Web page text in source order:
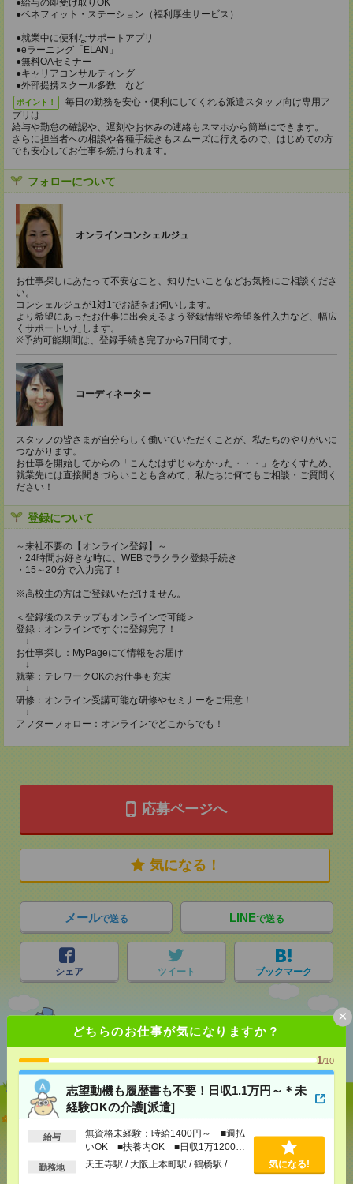
どちらのお仕事が気になりますか？
1/10
志望動機も履歴書も不要！日収1.1万円～＊未
経験OKの介護[派遣]
給与
無資格未経験：時給1400円～ ■週払
いOK ■扶養内OK ■日収1万1200円
以上
勤務地 天王寺駅 / 大阪上本町駅 / 鶴橋駅 / … 気になる!
×
●給与の即受け取りOK
●ベネフィット・ステーション（福利厚生サービス）
●就業中に便利なサポートアプリ
●eラーニング「ELAN」
●無料OAセミナー
●キャリアコンサルティング
●外部提携スクール多数 など
ポイント！
毎日の勤務を安心・便利にしてくれる派遣スタッフ向け専用ア
プリは
給与や勤怠の確認や、遅刻やお休みの連絡もスマホから簡単にできます。
さらに担当者への相談や各種手続きもスムーズに行えるので、はじめての方
でも安心してお仕事を続けられます。
フォローについて
オンラインコンシェルジュ
お仕事探しにあたって不安なこと、知りたいことなどお気軽にご相談くださ
い。
コンシェルジュが1対1でお話をお伺いします。
より希望にあったお仕事に出会えるよう登録情報や希望条件入力など、幅広
くサポートいたします。
※予約可能期間は、登録手続き完了から7日間です。
コーディネーター
スタッフの皆さまが自分らしく働いていただくことが、私たちのやりがいに
つながります。
お仕事を開始してからの「こんなはずじゃなかった・・・」をなくすため、
就業先には直接聞きづらいことも含めて、私たちに何でもご相談・ご質問く
ださい！
登録について
～来社不要の【オンライン登録】～
・24時間お好きな時に、WEBでラクラク登録手続き
・15～20分で入力完了！
※高校生の方はご登録いただけません。
＜登録後のステップもオンラインで可能＞
登録：オンラインですぐに登録完了！
↓
お仕事探し：MyPageにて情報をお届け
↓
就業：テレワークOKのお仕事も充実
↓
研修：オンライン受講可能な研修やセミナーをご用意！
↓
アフターフォロー：オンラインでどこからでも！
応募ページへ
気になる！
メールで送る LINEで送る
シェア ツイート ブックマーク
あなたの閲覧履歴からの
おすすめ
志望動機も履歴書も不要！日収1.1万円～＊未経験OK
の介護[派遣]
[給 与] 無資格未経験：時給1400円～ ■週払い
OK ■扶養内OK ■日収1万1200円以上